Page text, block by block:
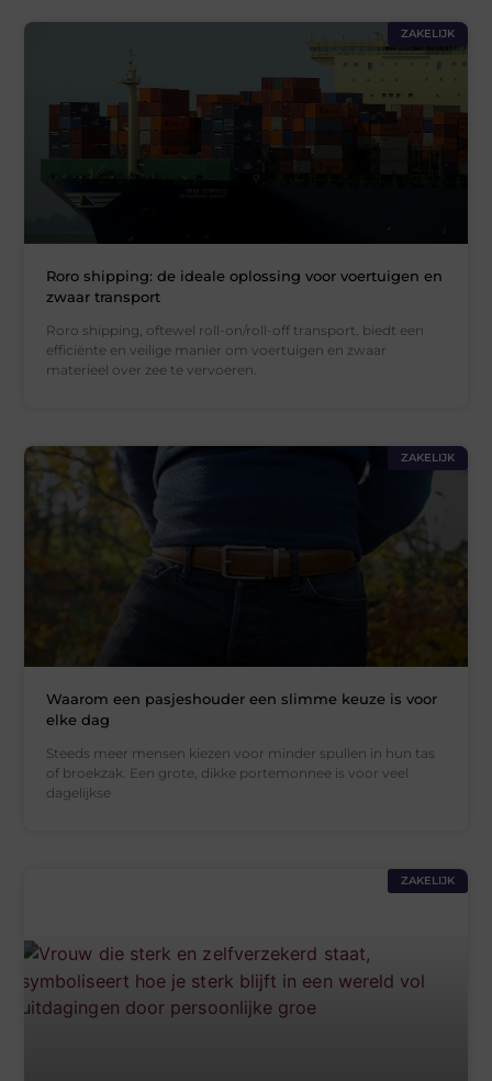
ZAKELIJK
Roro shipping: de ideale oplossing voor voertuigen en
zwaar transport
Roro shipping, oftewel roll-on/roll-off transport, biedt een
efficiënte en veilige manier om voertuigen en zwaar
materieel over zee te vervoeren.
ZAKELIJK
Waarom een pasjeshouder een slimme keuze is voor
elke dag
Steeds meer mensen kiezen voor minder spullen in hun tas
of broekzak. Een grote, dikke portemonnee is voor veel
dagelijkse
ZAKELIJK